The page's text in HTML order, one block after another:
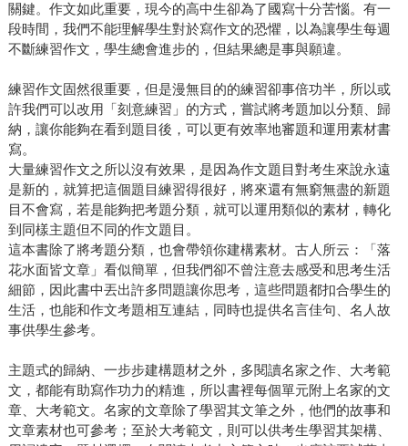
關鍵。作文如此重要，現今的高中生卻為了國寫十分苦惱。有一
段時間，我們不能理解學生對於寫作文的恐懼，以為讓學生每週
不斷練習作文，學生總會進步的，但結果總是事與願違。
練習作文固然很重要，但是漫無目的的練習卻事倍功半，所以或
許我們可以改用「刻意練習」的方式，嘗試將考題加以分類、歸
納，讓你能夠在看到題目後，可以更有效率地審題和運用素材書
寫。
大量練習作文之所以沒有效果，是因為作文題目對考生來說永遠
是新的，就算把這個題目練習得很好，將來還有無窮無盡的新題
目不會寫，若是能夠把考題分類，就可以運用類似的素材，轉化
到同樣主題但不同的作文題目。
這本書除了將考題分類，也會帶領你建構素材。古人所云：「落
花水面皆文章」看似簡單，但我們卻不曾注意去感受和思考生活
細節，因此書中丟出許多問題讓你思考，這些問題都扣合學生的
生活，也能和作文考題相互連結，同時也提供名言佳句、名人故
事供學生參考。
主題式的歸納、一步步建構題材之外，多閱讀名家之作、大考範
文，都能有助寫作功力的精進，所以書裡每個單元附上名家的文
章、大考範文。名家的文章除了學習其文筆之外，他們的故事和
文章素材也可參考；至於大考範文，則可以供考生學習其架構、